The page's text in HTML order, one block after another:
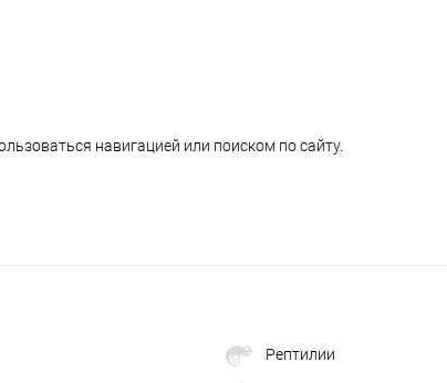
навигацией или поиском по сайту.
Рептилии